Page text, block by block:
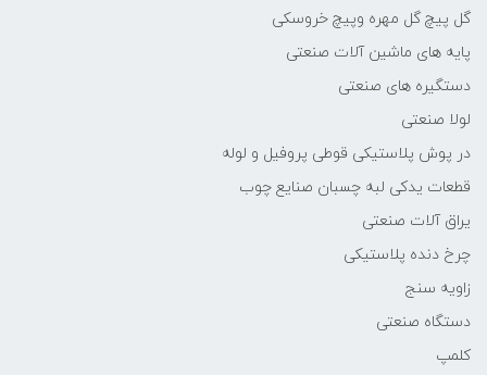
گل پیچ گل مهره وپیچ خروسکی
پایه های ماشین آلات صنعتی
دستگیره های صنعتی
لولا صنعتی
در پوش پلاستیکی قوطی پروفیل و لوله
قطعات یدکی لبه چسبان صنایع چوب
یراق آلات صنعتی
چرخ دنده پلاستیکی
زاویه سنج
دستگاه صنعتی
کلمپ